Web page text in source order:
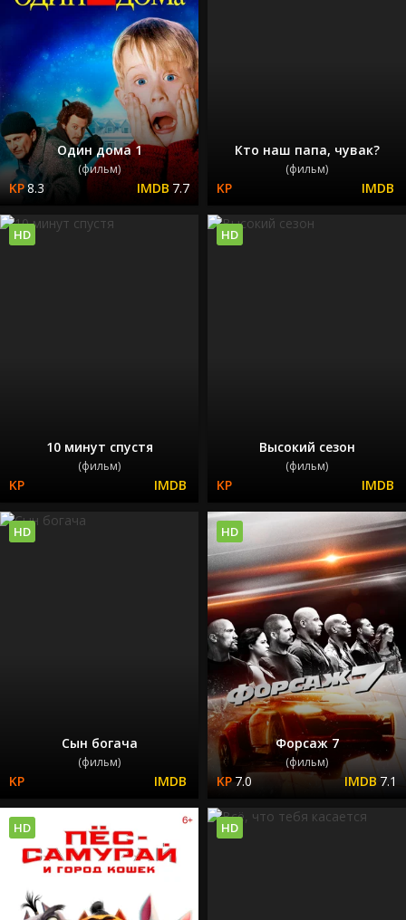
Один дома 1
(фильм)
8.3 7.7
Кто наш папа, чувак?
(фильм)
10 минут спустя
(фильм)
HD
Высокий сезон
(фильм)
HD
Сын богача
(фильм)
HD
Форсаж 7
(фильм)
7.0 7.1
HD
HD HD